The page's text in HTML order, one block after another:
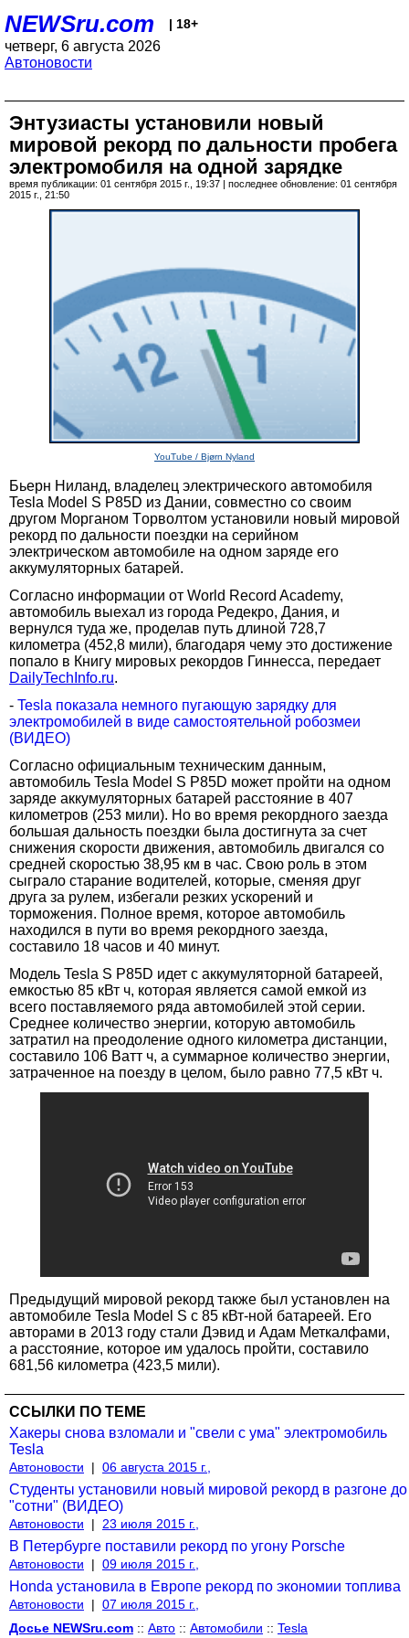
NEWSru.com | 18+
четверг, 6 августа 2026
Автоновости
Энтузиасты установили новый
мировой рекорд по дальности пробега
электромобиля на одной зарядке
время публикации: 01 сентября 2015 г., 19:37 | последнее обновление: 01 сентября
2015 г., 21:50
YouTube / Bjørn Nyland
Бьерн Ниланд, владелец электрического автомобиля
Tesla Model S P85D из Дании, совместно со своим
другом Морганом Тoрволтом установили новый мировой
рекорд по дальности поездки на серийном
электрическом автомобиле на одном заряде его
аккумуляторных батарей.
Согласно информации от World Record Academy,
автомобиль выехал из города Редекро, Дания, и
вернулся туда же, проделав путь длиной 728,7
километра (452,8 мили), благодаря чему это достижение
попало в Книгу мировых рекордов Гиннесса, передает
DailyTechInfo.ru.
- Tesla показала немного пугающую зарядку для
электромобилей в виде самостоятельной робозмеи
(ВИДЕО)
Согласно официальным техническим данным,
автомобиль Tesla Model S P85D может пройти на одном
заряде аккумуляторных батарей расстояние в 407
километров (253 мили). Но во время рекордного заезда
большая дальность поездки была достигнута за счет
снижения скорости движения, автомобиль двигался со
средней скоростью 38,95 км в час. Свою роль в этом
сыграло старание водителей, которые, сменяя друг
друга за рулем, избегали резких ускорений и
торможения. Полное время, которое автомобиль
находился в пути во время рекордного заезда,
составило 18 часов и 40 минут.
Модель Tesla S P85D идет с аккумуляторной батареей,
емкостью 85 кВт ч, которая является самой емкой из
всего поставляемого ряда автомобилей этой серии.
Среднее количество энергии, которую автомобиль
затратил на преодоление одного километра дистанции,
составило 106 Ватт ч, а суммарное количество энергии,
затраченное на поезду в целом, было равно 77,5 кВт ч.
Предыдущий мировой рекорд также был установлен на
автомобиле Tesla Model S с 85 кВт-ной батареей. Его
авторами в 2013 году стали Дэвид и Адам Меткалфами,
а расстояние, которое им удалось пройти, составило
681,56 километра (423,5 мили).
ССЫЛКИ ПО ТЕМЕ
Хакеры снова взломали и "свели с ума" электромобиль
Tesla
Автоновости | 06 августа 2015 г.,
Студенты установили новый мировой рекорд в разгоне до
"сотни" (ВИДЕО)
Автоновости | 23 июля 2015 г.,
В Петербурге поставили рекорд по угону Porsche
Автоновости | 09 июля 2015 г.,
Honda установила в Европе рекорд по экономии топлива
Автоновости | 07 июля 2015 г.,
Досье NEWSru.com :: Авто :: Автомобили :: Tesla